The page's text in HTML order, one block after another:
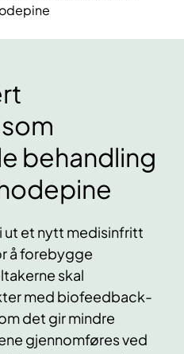
behandling
ut et nytt medisinfritt
å forebygge
skal
med biofeedback-
det gir mindre
gjennomføres ved